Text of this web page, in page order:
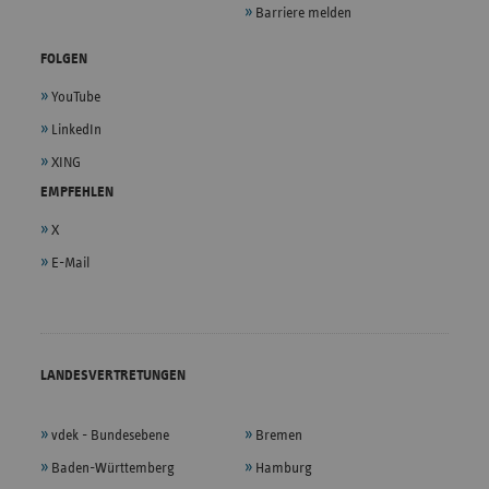
Barriere melden
FOLGEN
YouTube
LinkedIn
XING
EMPFEHLEN
X
E-Mail
LANDESVERTRETUNGEN
vdek - Bundesebene
Baden-Württemberg
Bremen
Hamburg